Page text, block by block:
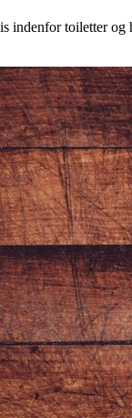
indenfor toiletter og